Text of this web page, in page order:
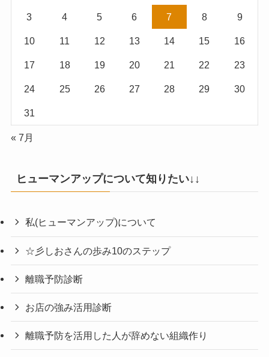
3 4 5 6 7 8 9
10 11 12 13 14 15 16
17 18 19 20 21 22 23
24 25 26 27 28 29 30
31
« 7月
ヒューマンアップについて知りたい↓↓
私(ヒューマンアップ)について
☆彡しおさんの歩み10のステップ
離職予防診断
お店の強み活用診断
離職予防を活用した人が辞めない組織作り